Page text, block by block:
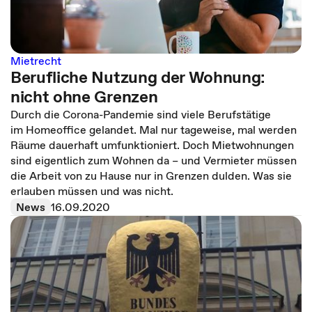
Mietrecht
Berufliche Nutzung der Wohnung:
nicht ohne Grenzen
Durch die Corona-Pandemie sind viele Berufstätige
im Homeoffice gelandet. Mal nur tageweise, mal werden
Räume dauerhaft umfunktioniert. Doch Mietwohnungen
sind eigentlich zum Wohnen da – und Vermieter müssen
die Arbeit von zu Hause nur in Grenzen dulden. Was sie
erlauben müssen und was nicht.
News 16.09.2020